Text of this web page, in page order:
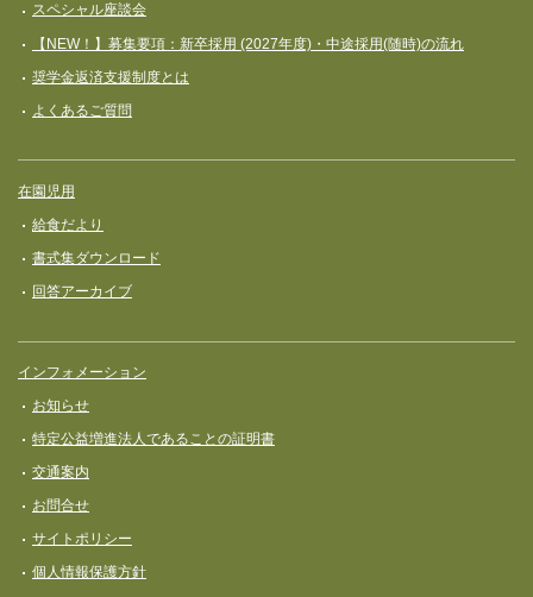
スペシャル座談会
【NEW！】募集要項：新卒採用 (2027年度)・中途採用(随時)の流れ
奨学⾦返済⽀援制度とは
よくあるご質問
在園児用
給食だより
書式集ダウンロード
回答アーカイブ
インフォメーション
お知らせ
特定公益増進法人であることの証明書
交通案内
お問合せ
サイトポリシー
個人情報保護方針